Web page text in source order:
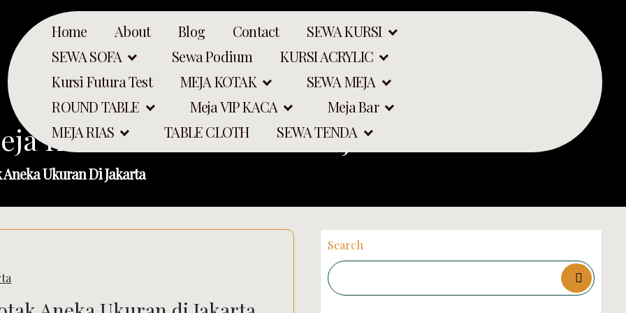
Home About Blog Contact
SEWA KURSI
SEWA SOFA
Sewa Podium
KURSI ACRYLIC
Kursi Futura Test
MEJA KOTAK
SEWA MEJA
ROUND TABLE
Meja VIP KACA
Meja Bar
MEJA RIAS
TABLE CLOTH SEWA TENDA
Kotak Aneka Ukuran di Jakarta
Ukuran Di Jakarta
Search